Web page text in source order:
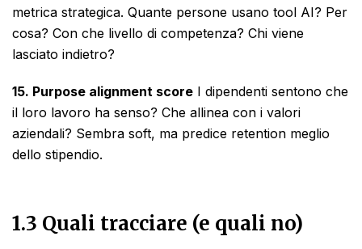
metrica strategica. Quante persone usano tool AI? Per
cosa? Con che livello di competenza? Chi viene
lasciato indietro?
15. Purpose alignment score I dipendenti sentono che
il loro lavoro ha senso? Che allinea con i valori
aziendali? Sembra soft, ma predice retention meglio
dello stipendio.
1.3 Quali tracciare (e quali no)